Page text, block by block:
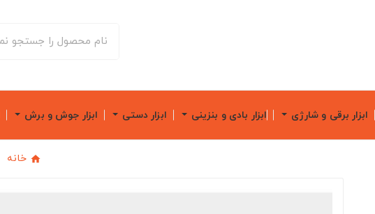
ابزار برقی و شارژی ابزار بادی و بنزینی ابزار دستی ابزار جوش و برش
خانه